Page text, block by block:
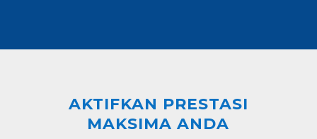
AKTIFKAN PRESTASI
MAKSIMA ANDA